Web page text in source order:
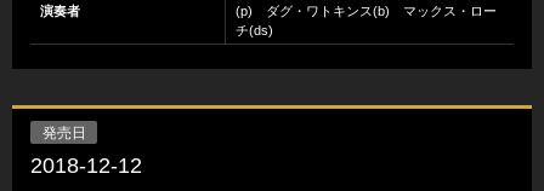
演奏者
(p) ダグ・ワトキンス(b) マックス・ロー
チ(ds)
発売日
2018-12-12